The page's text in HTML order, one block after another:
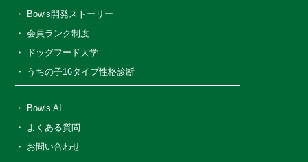
Bowls開発ストーリー
会員ランク制度
ドッグフード大学
うちの子16タイプ性格診断
Bowls AI
よくある質問
お問い合わせ